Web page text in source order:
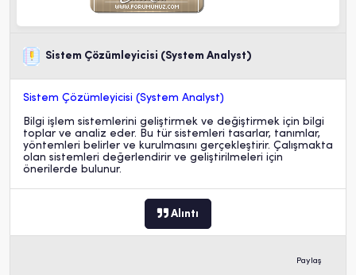
Sistem Çözümleyicisi (System Analyst)
Sistem Çözümleyicisi (System Analyst)
Bilgi işlem sistemlerini geliştirmek ve değiştirmek için bilgi
toplar ve analiz eder. Bu tür sistemleri tasarlar, tanımlar,
yöntemleri belirler ve kurulmasını gerçekleştirir. Çalışmakta
olan sistemleri değerlendirir ve geliştirilmeleri için
önerilerde bulunur.
Alıntı
Paylaş